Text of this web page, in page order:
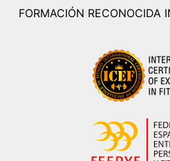
FORMACIÓN RECONOCIDA